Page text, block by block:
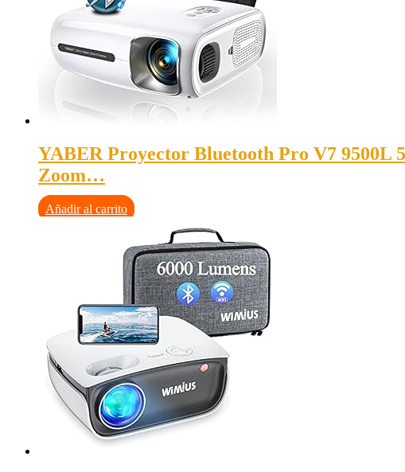
YABER Proyector Bluetooth Pro V7 9500L
Zoom…
Añadir al carrito